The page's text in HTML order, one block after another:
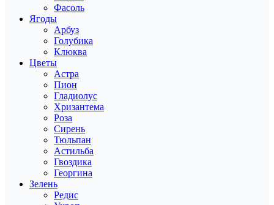
Фасоль
Ягоды
Арбуз
Голубика
Клюква
Цветы
Астра
Пион
Гладиолус
Хризантема
Роза
Сирень
Тюльпан
Астильба
Гвоздика
Георгина
Зелень
Редис